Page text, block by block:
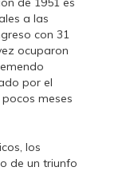
a las
con 31
ocuparon
por el
meses
los
de un triunfo